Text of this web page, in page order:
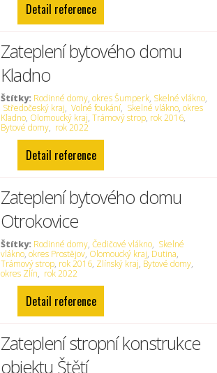
Detail reference
Zateplení bytového domu
Kladno
Štítky: Rodinné domy,okres Šumperk, Skelné vlákno,
Středočeský kraj, Volné foukání, Skelné vlákno,okres
Kladno, Olomoucký kraj,Trámový strop, rok 2016,
Bytové domy, rok 2022
Detail reference
Zateplení bytového domu
Otrokovice
Štítky: Rodinné domy,Čedičové vlákno, Skelné
vlákno,okres Prostějov, Olomoucký kraj, Dutina,
Trámový strop, rok 2016, Zlínský kraj, Bytové domy,
okres Zlín, rok 2022
Detail reference
Zateplení stropní konstrukce
objektu Štětí